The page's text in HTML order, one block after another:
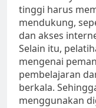
tinggi harus
mendukung,
dan akses
Selain itu,
mengenai
pembelajaran
berkala.
menggunakan